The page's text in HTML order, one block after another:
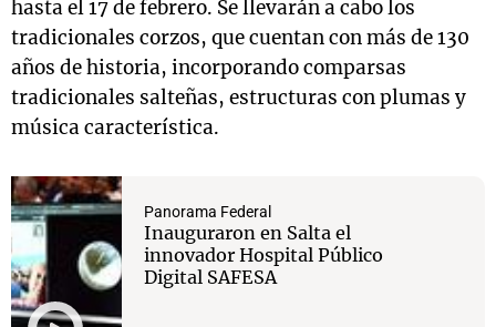
hasta el 17 de febrero. Se llevarán a cabo los
tradicionales corzos, que cuentan con más de 130
años de historia, incorporando comparsas
tradicionales salteñas, estructuras con plumas y
música característica.
Panorama Federal
Inauguraron en Salta el
innovador Hospital Público
Digital SAFESA